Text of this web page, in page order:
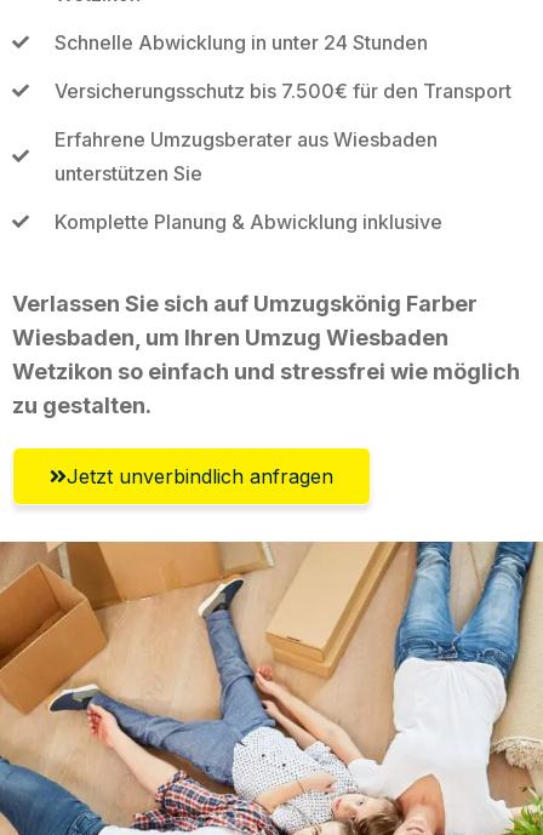
Schnelle Abwicklung in unter 24 Stunden
Versicherungsschutz bis 7.500€ für den Transport
Erfahrene Umzugsberater aus Wiesbaden
unterstützen Sie
Komplette Planung & Abwicklung inklusive
Verlassen Sie sich auf Umzugskönig Farber
Wiesbaden, um Ihren Umzug Wiesbaden
Wetzikon so einfach und stressfrei wie möglich
zu gestalten.
Jetzt unverbindlich anfragen